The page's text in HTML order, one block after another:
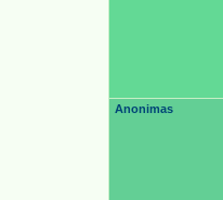
Anonimas